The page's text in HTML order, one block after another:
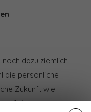
dazu ziemlich
die persönliche
Zukunft wie
Wie das